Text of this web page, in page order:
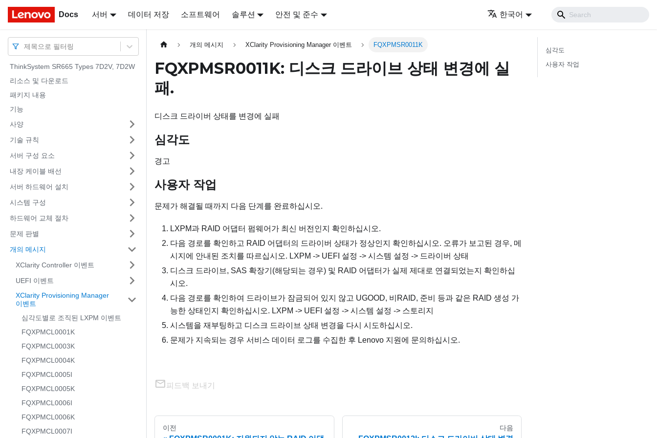
Docs 서버 데이터 저장 소프트웨어 솔루션 안전 및 준수 한국어
Docs
제목으로 필터링
ThinkSystem SR665 Types 7D2V, 7D2W
리소스 및 다운로드
패키지 내용
기능
사양
기술 규칙
서버 구성 요소
내장 케이블 배선
서버 하드웨어 설치
시스템 구성
하드웨어 교체 절차
문제 판별
개의 메시지
XClarity Controller 이벤트
UEFI 이벤트
XClarity Provisioning Manager
이벤트
심각도별로 조직된 LXPM 이벤트
FQXPMCL0001K
FQXPMCL0003K
FQXPMCL0004K
FQXPMCL0005I
FQXPMCL0005K
FQXPMCL0006I
FQXPMCL0006K
FQXPMCL0007I
개의 메시지 XClarity Provisioning Manager 이벤트 FQXPMSR0011K
FQXPMSR0011K: 디스크 드라이브 상태 변경에 실
패.
디스크 드라이버 상태를 변경에 실패
심각도
경고
사용자 작업
문제가 해결될 때까지 다음 단계를 완료하십시오.
LXPM과 RAID 어댑터 펌웨어가 최신 버전인지 확인하십시오.
다음 경로를 확인하고 RAID 어댑터의 드라이버 상태가 정상인지 확인하십시오. 오류가 보고된 경우, 메
시지에 안내된 조치를 따르십시오. LXPM -> UEFI 설정 -> 시스템 설정 -> 드라이버 상태
디스크 드라이브, SAS 확장기(해당되는 경우) 및 RAID 어댑터가 실제 제대로 연결되었는지 확인하십
시오.
다음 경로를 확인하여 드라이브가 잠금되어 있지 않고 UGOOD, 비RAID, 준비 등과 같은 RAID 생성 가
능한 상태인지 확인하십시오. LXPM -> UEFI 설정 -> 시스템 설정 -> 스토리지
시스템을 재부팅하고 디스크 드라이브 상태 변경을 다시 시도하십시오.
문제가 지속되는 경우 서비스 데이터 로그를 수집한 후 Lenovo 지원에 문의하십시오.
피드백 보내기
이전 다음
심각도
사용자 작업